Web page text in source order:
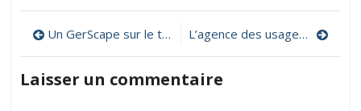
carte
de
numérique
Navigation
de
l’article
Un GerScape sur le thème « Mettons en scène les mathématiques » L’agence des usages : intégrer le numérique dans sa pratique pédagogique
Laisser un commentaire